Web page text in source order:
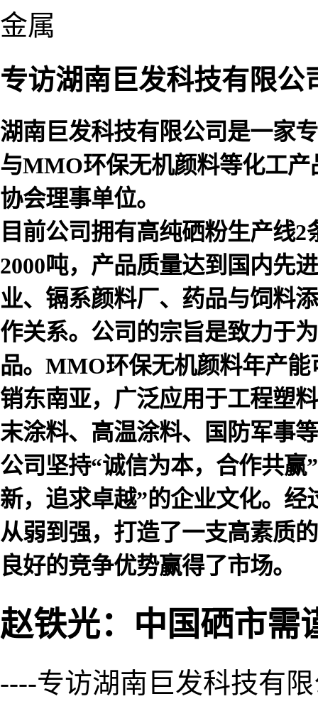
专访湖南巨发科技有限公
湖南巨发科技有限公司是一家
与MMO环保无机颜料等化工
协会理事单位。
目前公司拥有高纯硒粉生产线
2000吨，产品质量达到国内先
业、镉系颜料厂、药品与饲料
作关系。公司的宗旨是致力于
品。MMO环保无机颜料年产
销东南亚，广泛应用于工程塑
末涂料、高温涂料、国防军事
公司坚持“诚信为本，合作共
新，追求卓越”的企业文化。
从弱到强，打造了一支高素质
良好的竞争优势赢得了市场。
赵铁光：中国硒市需
----专访湖南巨发科技有